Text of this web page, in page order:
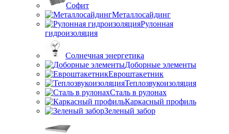
Софит
Металлосайдинг
Рулонная
гидроизоляция
Солнечная энергетика
Доборные элементы
Евроштакетник
Теплозвукоизоляция
Сталь в рулонах
Каркасный профиль
Зеленый забор